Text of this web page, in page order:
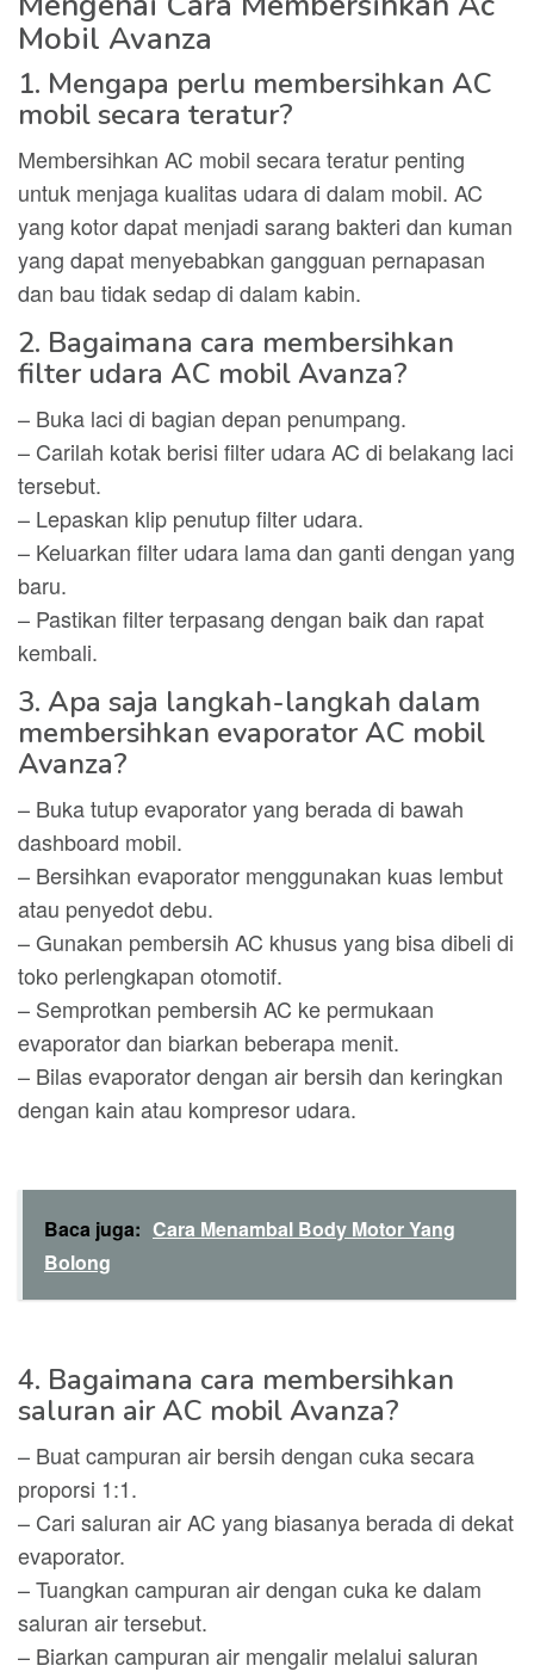
Mobil Avanza
1. Mengapa perlu membersihkan AC
mobil secara teratur?
Membersihkan AC mobil secara teratur penting
untuk menjaga kualitas udara di dalam mobil. AC
yang kotor dapat menjadi sarang bakteri dan kuman
yang dapat menyebabkan gangguan pernapasan
dan bau tidak sedap di dalam kabin.
2. Bagaimana cara membersihkan
filter udara AC mobil Avanza?
– Buka laci di bagian depan penumpang.
– Carilah kotak berisi filter udara AC di belakang laci
tersebut.
– Lepaskan klip penutup filter udara.
– Keluarkan filter udara lama dan ganti dengan yang
baru.
– Pastikan filter terpasang dengan baik dan rapat
kembali.
3. Apa saja langkah-langkah dalam
membersihkan evaporator AC mobil
Avanza?
– Buka tutup evaporator yang berada di bawah
dashboard mobil.
– Bersihkan evaporator menggunakan kuas lembut
atau penyedot debu.
– Gunakan pembersih AC khusus yang bisa dibeli di
toko perlengkapan otomotif.
– Semprotkan pembersih AC ke permukaan
evaporator dan biarkan beberapa menit.
– Bilas evaporator dengan air bersih dan keringkan
dengan kain atau kompresor udara.
Baca juga: Cara Menambal Body Motor Yang
Bolong
4. Bagaimana cara membersihkan
saluran air AC mobil Avanza?
– Buat campuran air bersih dengan cuka secara
proporsi 1:1.
– Cari saluran air AC yang biasanya berada di dekat
evaporator.
– Tuangkan campuran air dengan cuka ke dalam
saluran air tersebut.
– Biarkan campuran air mengalir melalui saluran